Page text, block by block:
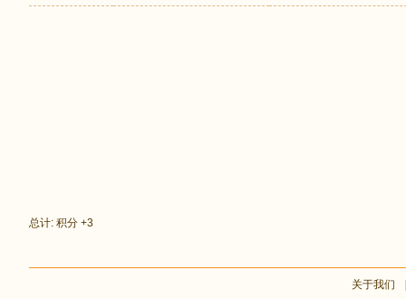
总计: 积分 +3
关于我们